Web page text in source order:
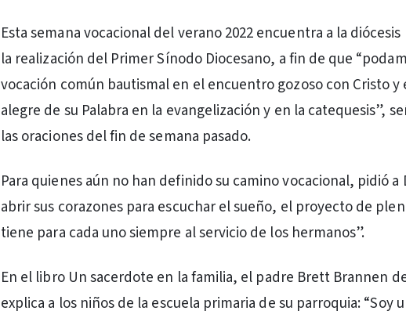
Esta semana vocacional del verano 2022 encuentra a la
la realización del Primer Sínodo Diocesano, a fin de que
vocación común bautismal en el encuentro gozoso con Cristo y
alegre de su Palabra en la evangelización y en la catequesis”,
las oraciones del fin de semana pasado.
Para quienes aún no han definido su camino vocacional, pidió a
abrir sus corazones para escuchar el sueño, el proyecto de
tiene para cada uno siempre al servicio de los hermanos”.
En el libro Un sacerdote en la familia, el padre Brett Brannen
explica a los niños de la escuela primaria de su parroquia: “Soy